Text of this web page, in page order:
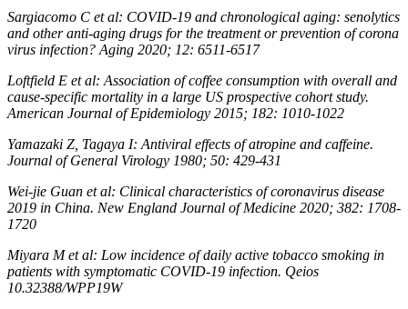
Sargiacomo C et al: COVID-19 and chronological aging: senolytics
and other anti-aging drugs for the treatment or prevention of corona
virus infection? Aging 2020; 12: 6511-6517
Loftfield E et al: Association of coffee consumption with overall and
cause-specific mortality in a large US prospective cohort study.
American Journal of Epidemiology 2015; 182: 1010-1022
Yamazaki Z, Tagaya I: Antiviral effects of atropine and caffeine.
Journal of General Virology 1980; 50: 429-431
Wei-jie Guan et al: Clinical characteristics of coronavirus disease
2019 in China. New England Journal of Medicine 2020; 382: 1708-
1720
Miyara M et al: Low incidence of daily active tobacco smoking in
patients with symptomatic COVID-19 infection. Qeios
10.32388/WPP19W